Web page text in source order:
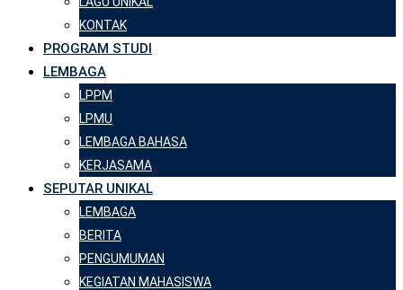
KONTAK
PROGRAM STUDI
LEMBAGA
LPPM
LPMU
LEMBAGA BAHASA
KERJASAMA
SEPUTAR UNIKAL
LEMBAGA
BERITA
PENGUMUMAN
KEGIATAN MAHASISWA